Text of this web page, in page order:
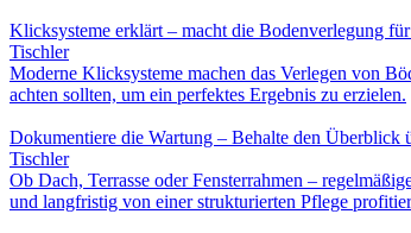
Klicksysteme erklärt – macht die Bodenverlegung
Tischler
Moderne Klicksysteme machen das Verlegen von
achten sollten, um ein perfektes Ergebnis zu erzielen.
Dokumentiere die Wartung – Behalte den Überblick
Tischler
Ob Dach, Terrasse oder Fensterrahmen –
und langfristig von einer strukturierten Pflege